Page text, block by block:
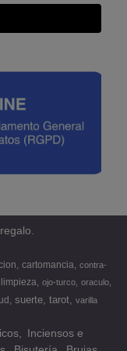
cartomancia
contra-
limpieza ojo-turco oraculo
suerte tarot varilla
Inciensos e